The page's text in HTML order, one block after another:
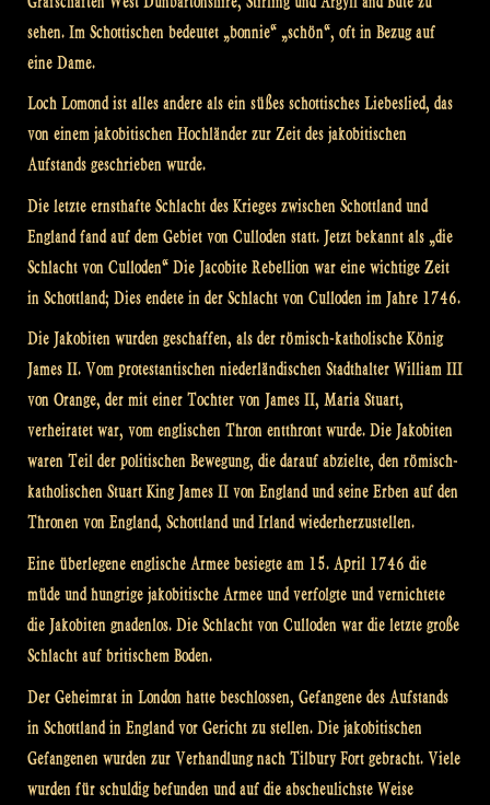
sehen. Im Schottischen bedeutet „bonnie“ „schön“, oft in Bezug auf
eine Dame.
Loch Lomond ist alles andere als ein süßes schottisches Liebeslied, das
von einem jakobitischen Hochländer zur Zeit des jakobitischen
Aufstands geschrieben wurde.
Die letzte ernsthafte Schlacht des Krieges zwischen Schottland und
England fand auf dem Gebiet von Culloden statt. Jetzt bekannt als „die
Schlacht von Culloden“ Die Jacobite Rebellion war eine wichtige Zeit
in Schottland; Dies endete in der Schlacht von Culloden im Jahre 1746.
Die Jakobiten wurden geschaffen, als der römisch-katholische König
James II. Vom protestantischen niederländischen Stadthalter William III
von Orange, der mit einer Tochter von James II, Maria Stuart,
verheiratet war, vom englischen Thron entthront wurde. Die Jakobiten
waren Teil der politischen Bewegung, die darauf abzielte, den römisch-
katholischen Stuart King James II von England und seine Erben auf den
Thronen von England, Schottland und Irland wiederherzustellen.
Eine überlegene englische Armee besiegte am 15. April 1746 die
müde und hungrige jakobitische Armee und verfolgte und vernichtete
die Jakobiten gnadenlos. Die Schlacht von Culloden war die letzte große
Schlacht auf britischem Boden.
Der Geheimrat in London hatte beschlossen, Gefangene des Aufstands
in Schottland in England vor Gericht zu stellen. Die jakobitischen
Gefangenen wurden zur Verhandlung nach Tilbury Fort gebracht. Viele
wurden für schuldig befunden und auf die abscheulichste Weise